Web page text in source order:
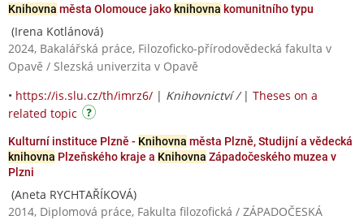
Knihovna města Olomouce jako knihovna komunitního typu
(Irena Kotlánová)
2024, Bakalářská práce, Filozoficko-přírodovědecká fakulta v
Opavě / Slezská univerzita v Opavě
• https://is.slu.cz/th/imrz6/ | Knihovnictví / | Theses on a
related topic
Kulturní instituce Plzně - Knihovna města Plzně, Studijní a vědecká
knihovna Plzeňského kraje a Knihovna Západočeského muzea v
Plzni
(Aneta RYCHTAŘÍKOVÁ)
2014, Diplomová práce, Fakulta filozofická / ZÁPADOČESKÁ